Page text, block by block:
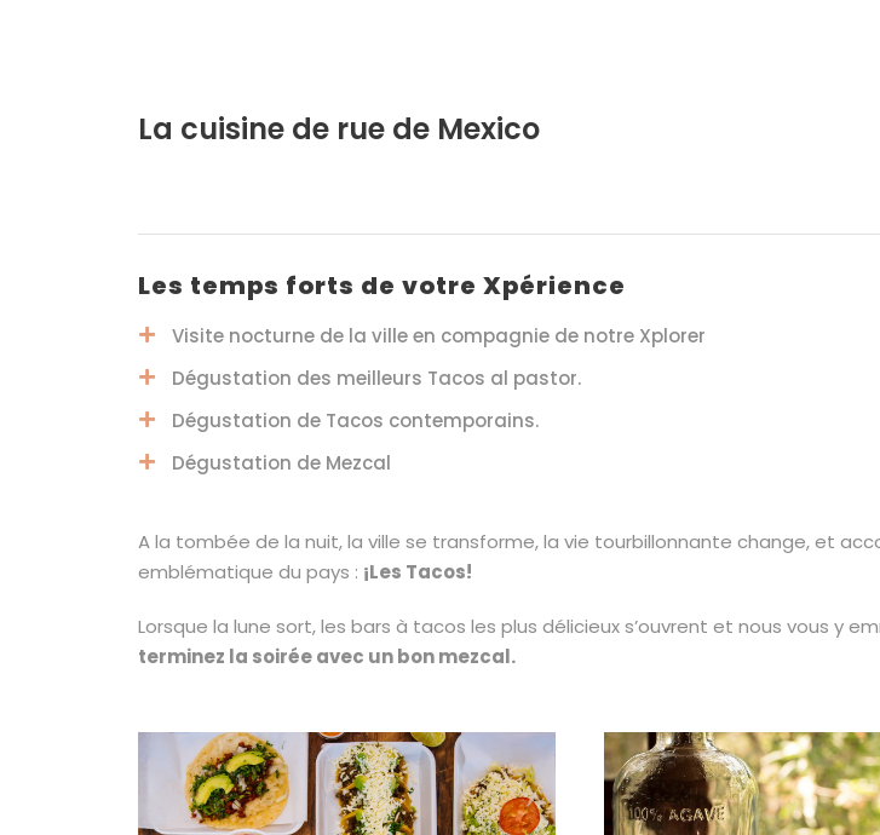
La cuisine de rue de Mexico
Les temps forts de votre Xpérience
Visite nocturne de la ville en compagnie de notre Xplorer
Dégustation des meilleurs Tacos al pastor.
Dégustation de Tacos contemporains.
Dégustation de Mezcal
A la tombée de la nuit, la ville se transforme, la vie tourbillonnante change, et
emblématique du pays : ¡Les Tacos!
Lorsque la lune sort, les bars à tacos les plus délicieux s’ouvrent et nous vous y
terminez la soirée avec un bon mezcal.